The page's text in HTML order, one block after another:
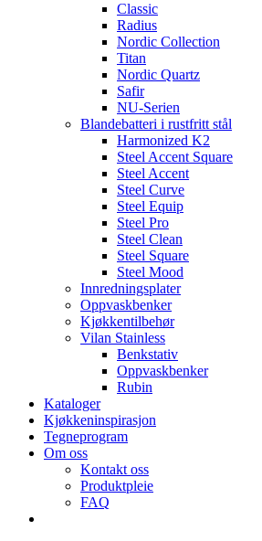
Classic
Radius
Nordic Collection
Titan
Nordic Quartz
Safir
NU-Serien
Blandebatteri i rustfritt stål
Harmonized K2
Steel Accent Square
Steel Accent
Steel Curve
Steel Equip
Steel Pro
Steel Clean
Steel Square
Steel Mood
Innredningsplater
Oppvaskbenker
Kjøkkentilbehør
Vilan Stainless
Benkstativ
Oppvaskbenker
Rubin
Kataloger
Kjøkkeninspirasjon
Tegneprogram
Om oss
Kontakt oss
Produktpleie
FAQ